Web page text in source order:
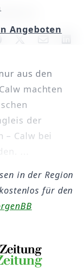
Uhr
aus den
machten
der
– Calw bei
...
Angeboten
in der Region
für den